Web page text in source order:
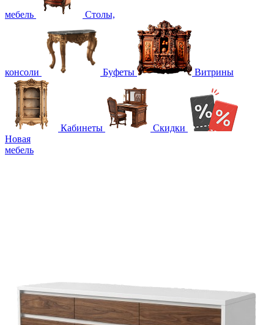
мебель Столы,
консоли Буфеты Витрины
Кабинеты
Скидки
Новая
мебель